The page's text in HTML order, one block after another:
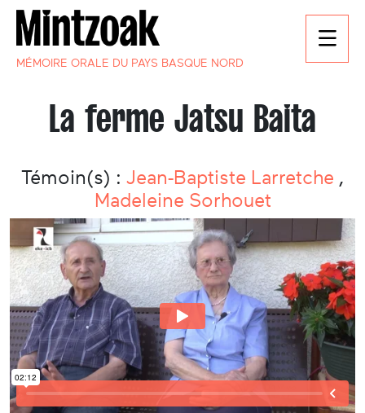
MÉMOIRE ORALE DU PAYS BASQUE NORD
La ferme Jatsu Baita
Témoin(s) : Jean-Baptiste Larretche ,
Madeleine Sorhouet